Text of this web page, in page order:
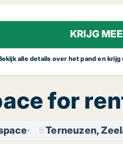
KRIJG
alle details over het pand en
for
Terneuzen,